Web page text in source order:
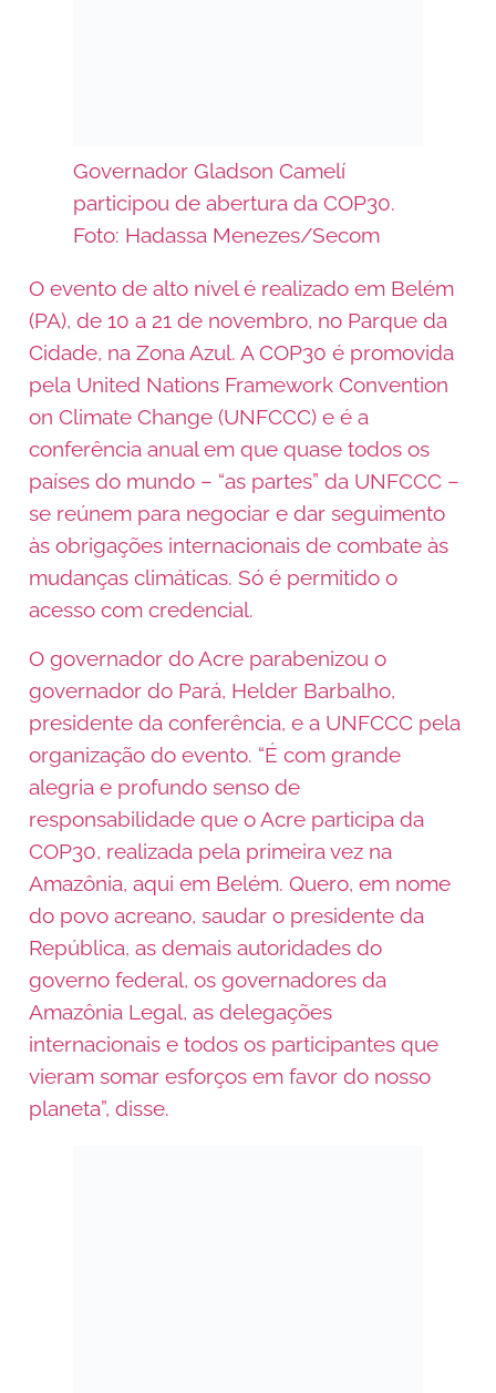
Governador Gladson Camelí
participou de abertura da COP30.
Foto: Hadassa Menezes/Secom
O evento de alto nível é realizado em Belém
(PA), de 10 a 21 de novembro, no Parque da
Cidade, na Zona Azul. A COP30 é promovida
pela United Nations Framework Convention
on Climate Change (UNFCCC) e é a
conferência anual em que quase todos os
países do mundo – “as partes” da UNFCCC –
se reúnem para negociar e dar seguimento
às obrigações internacionais de combate às
mudanças climáticas. Só é permitido o
acesso com credencial.
O governador do Acre parabenizou o
governador do Pará, Helder Barbalho,
presidente da conferência, e a UNFCCC pela
organização do evento. “É com grande
alegria e profundo senso de
responsabilidade que o Acre participa da
COP30, realizada pela primeira vez na
Amazônia, aqui em Belém. Quero, em nome
do povo acreano, saudar o presidente da
República, as demais autoridades do
governo federal, os governadores da
Amazônia Legal, as delegações
internacionais e todos os participantes que
vieram somar esforços em favor do nosso
planeta”, disse.